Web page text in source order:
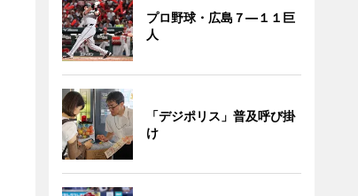
プロ野球・広島７―１１巨
人
「デジポリス」普及呼び掛
け